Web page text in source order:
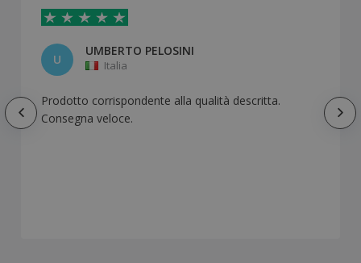
U
UMBERTO PELOSINI
Italia
Prodotto corrispondente alla qualità descritta.
Consegna veloce.